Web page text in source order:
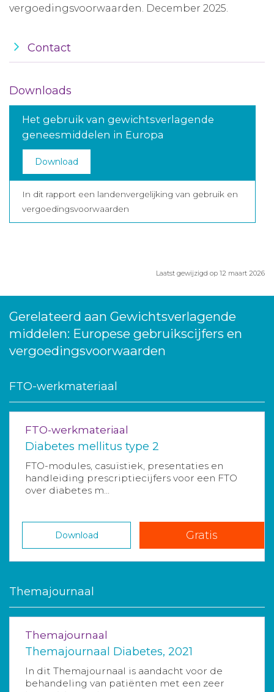
vergoedingsvoorwaarden. December 2025.
Contact
Downloads
Het gebruik van gewichtsverlagende
geneesmiddelen in Europa
Download
In dit rapport een landenvergelijking van gebruik en
vergoedingsvoorwaarden
Laatst gewijzigd op 12 maart 2026
Gerelateerd aan Gewichtsverlagende
middelen: Europese gebruikscijfers en
vergoedingsvoorwaarden
FTO-werkmateriaal
FTO-werkmateriaal
Diabetes mellitus type 2
FTO-modules, casuïstiek, presentaties en
handleiding prescriptiecijfers voor een FTO
over diabetes m...
Download Gratis
Themajournaal
Themajournaal
Themajournaal Diabetes, 2021
In dit Themajournaal is aandacht voor de
behandeling van patiënten met een zeer